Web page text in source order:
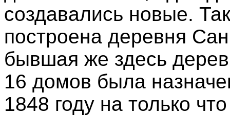
создавались новые.
построена деревня
бывшая же здесь
16 домов была
1848 году на только